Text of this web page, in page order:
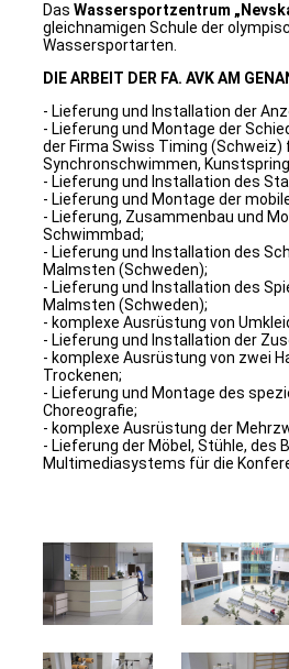
Das Wassersportzentrum
gleichnamigen Schule der
Wassersportarten.
DIE ARBEIT DER FA. AVK AM
- Lieferung und Installation der
- Lieferung und Montage der
der Firma Swiss Timing (Schweiz)
Synchronschwimmen,
- Lieferung und Installation des
- Lieferung und Montage der
- Lieferung, Zusammenbau und
Schwimmbad;
- Lieferung und Installation des
Malmsten (Schweden);
- Lieferung und Installation des
Malmsten (Schweden);
- komplexe Ausrüstung von
- Lieferung und Installation der
- komplexe Ausrüstung von zwei
Trockenen;
- Lieferung und Montage des
Choreografie;
- komplexe Ausrüstung der
- Lieferung der Möbel, Stühle, des
Multimediasystems für die